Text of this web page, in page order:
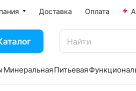
Доставка Оплата
МинеральнаяПитьевая